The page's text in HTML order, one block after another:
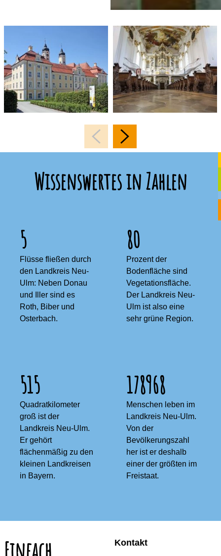
Wissenswertes in Zahlen
5
Flüsse fließen durch
den Landkreis Neu-
Ulm: Neben Donau
und Iller sind es
Roth, Biber und
Osterbach.
80
Prozent der
Bodenfläche sind
Vegetationsfläche.
Der Landkreis Neu-
Ulm ist also eine
sehr grüne Region.
515
Quadratkilometer
groß ist der
Landkreis Neu-Ulm.
Er gehört
flächenmäßig zu den
kleinen Landkreisen
in Bayern.
178968
Menschen leben im
Landkreis Neu-Ulm.
Von der
Bevölkerungszahl
her ist er deshalb
einer der größten im
Freistaat.
Einfach. Kontakt